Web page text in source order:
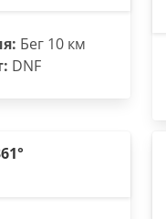
Бег 10 км
DNF